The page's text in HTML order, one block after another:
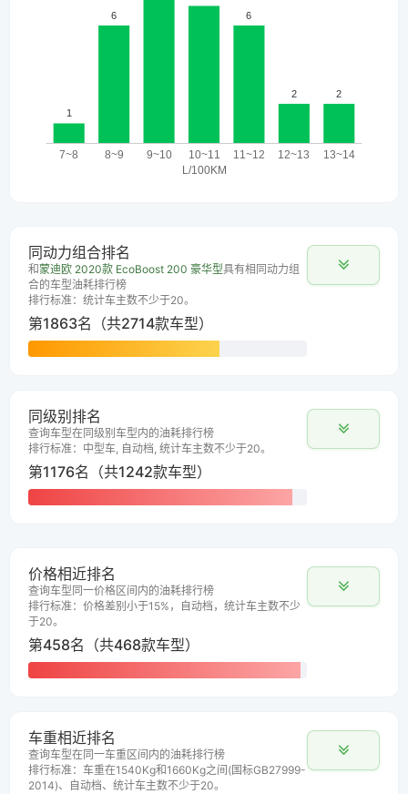
同动力组合排名
和蒙迪欧 2020款 EcoBoost 200 豪华型具有相同动力组
合的车型油耗排行榜
排行标准：统计车主数不少于20。
第1863名（共2714款车型）
同级别排名
查询车型在同级别车型内的油耗排行榜
排行标准：中型车, 自动档, 统计车主数不少于20。
第1176名（共1242款车型）
价格相近排名
查询车型同一价格区间内的油耗排行榜
排行标准：价格差别小于15%，自动档，统计车主数不少
于20。
第458名（共468款车型）
车重相近排名
查询车型在同一车重区间内的油耗排行榜
排行标准：车重在1540Kg和1660Kg之间(国标GB27999-
2014)、自动档、统计车主数不少于20。